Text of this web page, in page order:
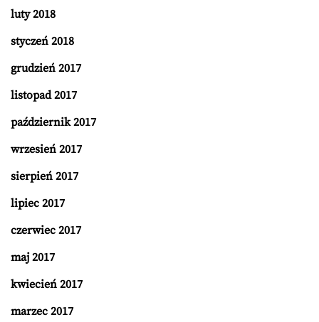
luty 2018
styczeń 2018
grudzień 2017
listopad 2017
październik 2017
wrzesień 2017
sierpień 2017
lipiec 2017
czerwiec 2017
maj 2017
kwiecień 2017
marzec 2017